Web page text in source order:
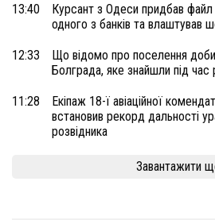
13:40
Курсант з Одеси придбав файл
одного з банків та влаштував
12:33
Що відомо про поселення
Болграда, яке знайшли під
11:28
Екіпаж 18-ї авіаційної
встановив рекорд дальності
розвідника
Завантажити